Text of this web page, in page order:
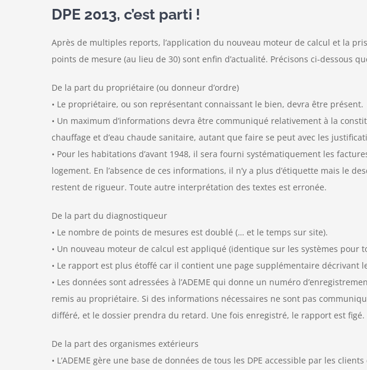
DPE 2013, c’est parti !
Après de multiples reports, l’application du nouveau moteur de calcul et la
points de mesure (au lieu de 30) sont enfin d’actualité. Précisons ci-dessous
De la part du propriétaire (ou donneur d’ordre)
• Le propriétaire, ou son représentant connaissant le bien, devra être présent.
• Un maximum d’informations devra être communiqué relativement à la
chauffage et d’eau chaude sanitaire, autant que faire se peut avec les
• Pour les habitations d’avant 1948, il sera fourni systématiquement les
logement. En l’absence de ces informations, il n’y a plus d’étiquette mais le
restent de rigueur. Toute autre interprétation des textes est erronée.
De la part du diagnostiqueur
• Le nombre de points de mesures est doublé (… et le temps sur site).
• Un nouveau moteur de calcul est appliqué (identique sur les systèmes pour
• Le rapport est plus étoffé car il contient une page supplémentaire décrivant
• Les données sont adressées à l’ADEME qui donne un numéro
remis au propriétaire. Si des informations nécessaires ne sont pas
différé, et le dossier prendra du retard. Une fois enregistré, le rapport est figé.
De la part des organismes extérieurs
• L’ADEME gère une base de données de tous les DPE accessible par les